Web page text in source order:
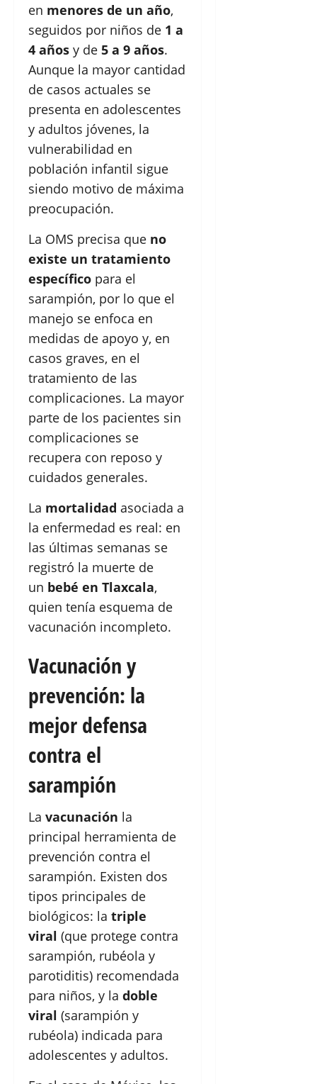
en menores de un año,
seguidos por niños de 1 a
4 años y de 5 a 9 años.
Aunque la mayor cantidad
de casos actuales se
presenta en adolescentes
y adultos jóvenes, la
vulnerabilidad en
población infantil sigue
siendo motivo de máxima
preocupación.
La OMS precisa que no
existe un tratamiento
específico para el
sarampión, por lo que el
manejo se enfoca en
medidas de apoyo y, en
casos graves, en el
tratamiento de las
complicaciones. La mayor
parte de los pacientes sin
complicaciones se
recupera con reposo y
cuidados generales.
La mortalidad asociada a
la enfermedad es real: en
las últimas semanas se
registró la muerte de
un bebé en Tlaxcala,
quien tenía esquema de
vacunación incompleto.
Vacunación y
prevención: la
mejor defensa
contra el
sarampión
La vacunación la
principal herramienta de
prevención contra el
sarampión. Existen dos
tipos principales de
biológicos: la triple
viral (que protege contra
sarampión, rubéola y
parotiditis) recomendada
para niños, y la doble
viral (sarampión y
rubéola) indicada para
adolescentes y adultos.